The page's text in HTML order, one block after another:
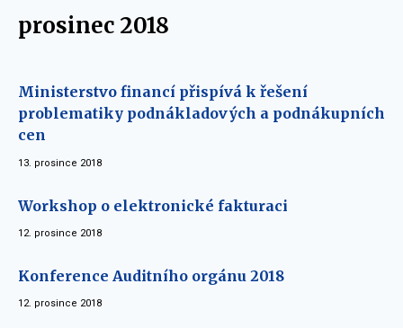
prosinec 2018
Ministerstvo financí přispívá k řešení
problematiky podnákladových a podnákupních
cen
13. prosince 2018
Workshop o elektronické fakturaci
12. prosince 2018
Konference Auditního orgánu 2018
12. prosince 2018